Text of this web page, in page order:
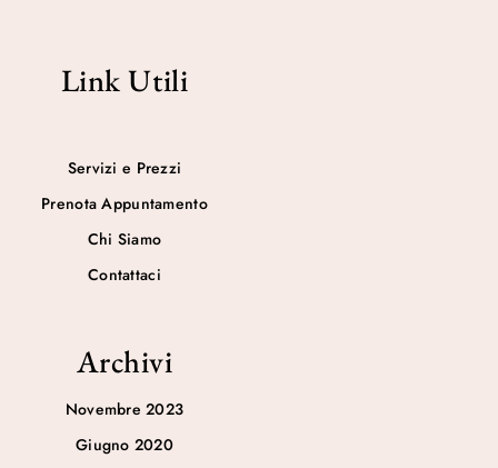
Link Utili
Servizi e Prezzi
Prenota Appuntamento
Chi Siamo
Contattaci
Archivi
Novembre 2023
Giugno 2020